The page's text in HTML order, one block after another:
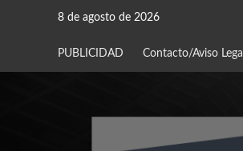
8 de agosto de 2026
PUBLICIDAD Contacto/Aviso Legal